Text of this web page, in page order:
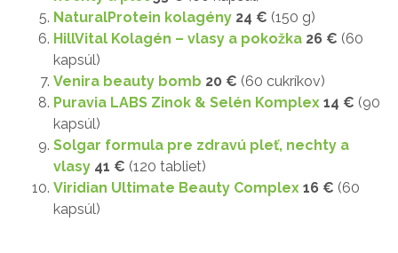
NaturalProtein kolagény 24 € (150 g)
HillVital Kolagén – vlasy a pokožka 26 € (60
kapsúl)
Venira beauty bomb 20 € (60 cukríkov)
Puravia LABS Zinok & Selén Komplex 14 € (90
kapsúl)
Solgar formula pre zdravú pleť, nechty a
vlasy 41 € (120 tabliet)
Viridian Ultimate Beauty Complex 16 € (60
kapsúl)